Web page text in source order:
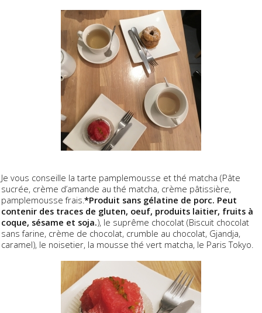
Je vous conseille la tarte pamplemousse et thé matcha (Pâte
sucrée, crème d’amande au thé matcha, crème pâtissière,
pamplemousse frais. *Produit sans gélatine de porc. Peut
contenir des traces de gluten, oeuf, produits laitier, fruits à
coque, sésame et soja.), le suprême chocolat (Biscuit chocolat
sans farine, crème de chocolat, crumble au chocolat, Gjandja,
caramel), le noisetier, la mousse thé vert matcha, le Paris Tokyo.